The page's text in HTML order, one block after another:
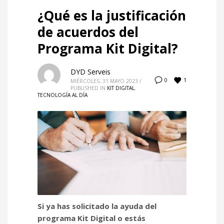
¿Qué es la justificación
de acuerdos del
Programa Kit Digital?
0 1
DYD Serveis
MIÉRCOLES, 31 MAYO 2023 /
PUBLISHED IN KIT DIGITAL,
TECNOLOGÍA AL DÍA
Si ya has solicitado la ayuda del
programa Kit Digital o estás